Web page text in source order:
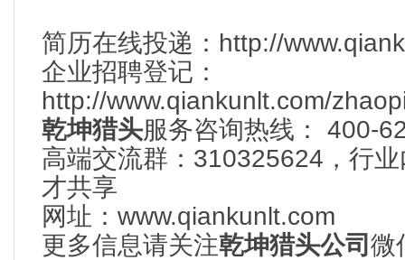
简历在线投递：http://
企业招聘登记：
http://www.qiankunlt.com/
乾坤猎头服务咨询热线： 400-
高端交流群：310325624，行
才共享
网址：www.qiankunlt.com
更多信息请关注乾坤猎头公司微